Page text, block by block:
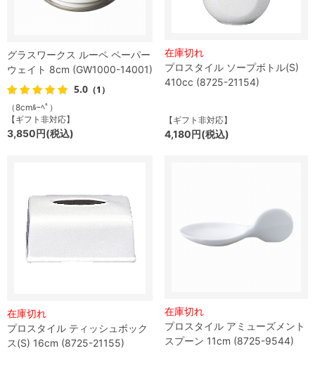
グラスワークス ルーペ ペーパー
ウェイト 8cm (GW1000-14001)
5.0 （1）
（8cmﾙｰﾍﾟ）
【ギフト非対応】
3,850円(税込)
在庫切れ
プロスタイル ソープボトル(S)
410cc (8725-21154)
【ギフト非対応】
4,180円(税込)
在庫切れ
プロスタイル ティッシュボック
ス(S) 16cm (8725-21155)
在庫切れ
プロスタイル アミューズメント
スプーン 11cm (8725-9544)